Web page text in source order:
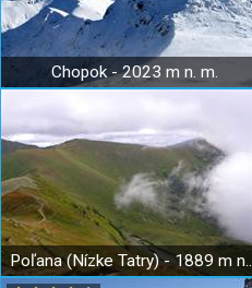
Chopok - 2023 m n. m.
Poľana (Nízke